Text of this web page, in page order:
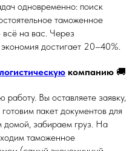
одновременно: поиск
таможенное
на вас. Через
достигает 20–40%.
логистическую компанию 🚚
Вы оставляете заявку,
пакет документов для
забираем груз. На
таможенное